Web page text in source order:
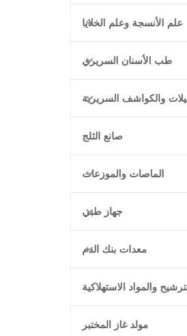
علم الأنسجة وعلم الخلايا
طب الأسنان السريري
والكواشف السريرية
صانع الثلج
الماصات والموزعات
جهاز طبي
معدات بنك الدم
والمواد الاستهلاكية
مولد غاز المختبر